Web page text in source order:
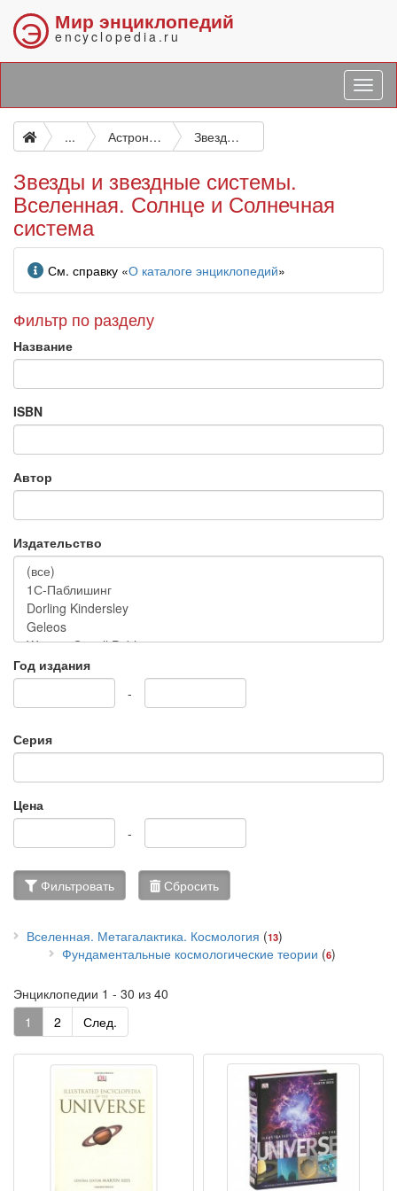
Э Мир энциклопедий
encyclopedia.ru
... Астрономия. Астрофизика. Исследование космического пространства. Геодезия Звезды и звездные системы. Вселенная. Солнце и Солнечная система
Звезды и звездные системы.
Вселенная. Солнце и Солнечная
система
Информация
См. справку «О каталоге энциклопедий»
Фильтр по разделу
Название
ISBN
Автор
Издательство
Год издания
-
Серия
Цена
-
Фильтровать Сбросить
Вселенная. Метагалактика. Космология (13)
Фундаментальные космологические теории (6)
Энциклопедии 1 - 30 из 40
1
2 След.